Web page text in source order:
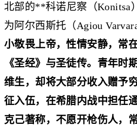
北部的**科诺尼察（Konitsa
为阿尔西斯托（Agiou
小敬畏上帝，性情安静，常
《圣经》与圣徒传。青年时
维生，却将大部分收入赠予
征入伍，在希腊内战中担任
克己著称，不愿开枪伤人，